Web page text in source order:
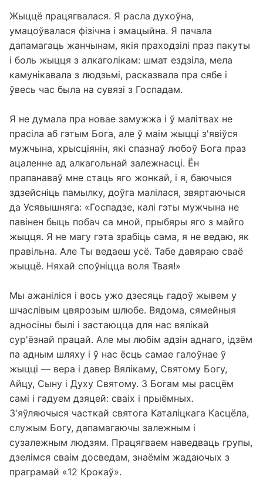
Жыццё працягвалася. Я расла духоўна,
умацоўвалася фізічна і эмацыйна. Я пачала
дапамагаць жанчынам, якія праходзілі праз пакуты
і боль жыцця з алкаголікам: шмат ездзіла, мела
камунікавала з людзьмі, расказвала пра сябе і
ўвесь час была на сувязі з Госпадам.
Я не думала пра новае замужжа і ў малітвах не
прасіла аб гэтым Бога, але ў маім жыцці з'явіўся
мужчына, хрысціянін, які спазнаў любоў Бога праз
ацаленне ад алкагольнай залежнасці. Ён
прапанаваў мне стаць яго жонкай, і я, баючыся
здзейсніць памылку, доўга малілася, звяртаючыся
да Усявышняга: «Госпадзе, калі гэты мужчына не
павінен быць побач са мной, прыбяры яго з майго
жыцця. Я не магу гэта зрабіць сама, я не ведаю, як
правільна. Але Ты ведаеш усё. Табе давяраю сваё
жыццё. Няхай споўніцца воля Твая!»
Мы ажаніліся і вось ужо дзесяць гадоў жывем у
шчаслівым цвярозым шлюбе. Вядома, сямейныя
адносіны былі і застаюцца для нас вялікай
сур'ёзнай працай. Але мы любім адзін аднаго, ідзём
па адным шляху і ў нас ёсць самае галоўнае ў
жыцці — вера і давер Вялікаму, Святому Богу,
Айцу, Сыну і Духу Святому. З Богам мы расцём
самі і гадуем дзяцей: сваіх і прыёмных.
З'яўляючыся часткай святога Каталіцкага Касцёла,
служым Богу, дапамагаючы залежным і
сузалежным людзям. Працягваем наведваць групы,
дзелімся сваім досведам, знаёмім жадаючых з
праграмай «12 Крокаў».